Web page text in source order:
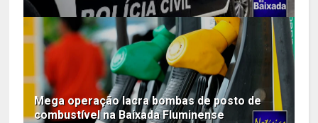
Mega operação lacra bombas de posto de
combustível na Baixada Fluminense